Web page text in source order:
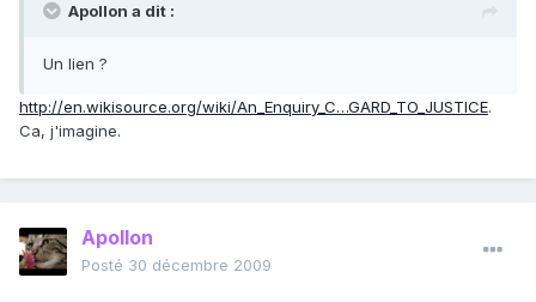
Apollon a dit :
Un lien ?
http://en.wikisource.org/wiki/An_Enquiry_C…GARD_TO_JUSTICE.
Ca, j'imagine.
Apollon
Posté 30 décembre 2009